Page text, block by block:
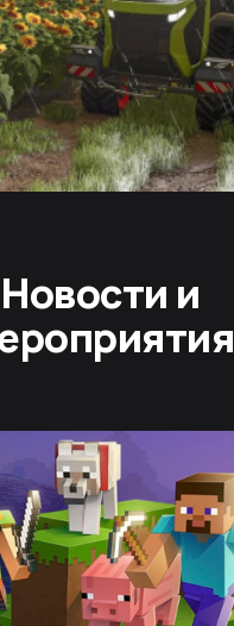
Новости и